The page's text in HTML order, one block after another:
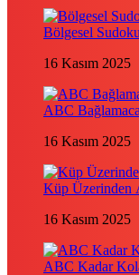
Bölgesel
16 Kasım 2025
ABC
16 Kasım 2025
Küp Üzerinden
16 Kasım 2025
ABC Kadar